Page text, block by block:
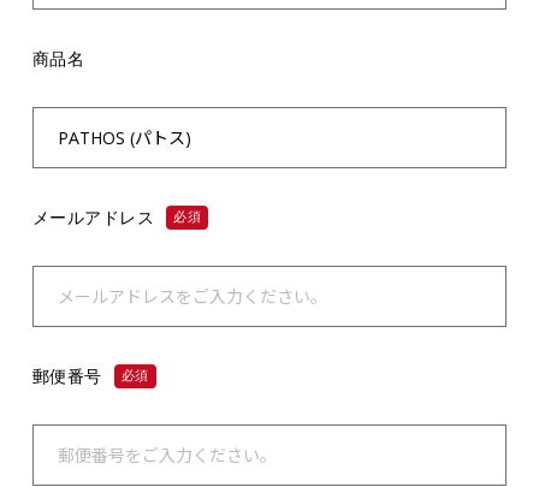
商品名
メールアドレス 必須
郵便番号 必須